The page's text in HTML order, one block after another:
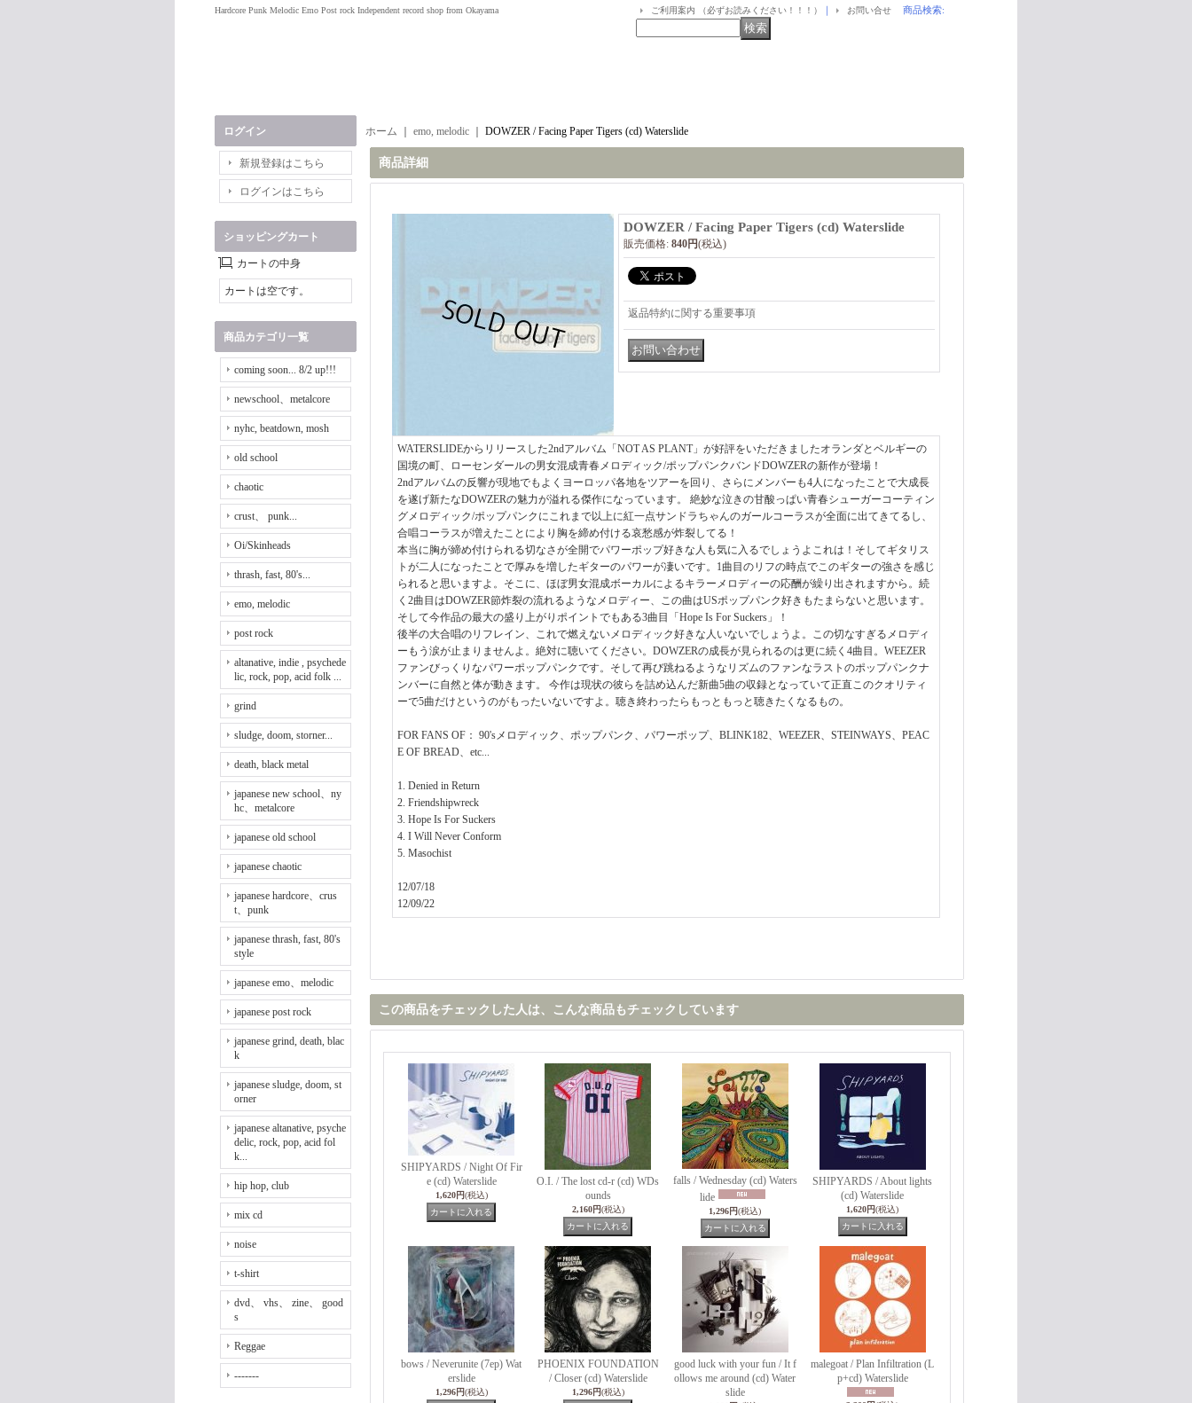
Hardcore Punk Melodic Emo Post rock Independent record shop from Okayama ご利用案内 （必ずお読みください！！！） ｜ お問い合せ 商品検索:
ログイン
新規登録はこちら
ログインはこちら
ショッピングカート
カートの中身
カートは空です。
商品カテゴリ一覧
coming soon... 8/2 up!!!
newschool、metalcore
nyhc, beatdown, mosh
old school
chaotic
crust、 punk...
Oi/Skinheads
thrash, fast, 80's...
emo, melodic
post rock
altanative, indie , psychede
lic, rock, pop, acid folk ...
grind
sludge, doom, storner...
death, black metal
japanese new school、ny
hc、metalcore
japanese old school
japanese chaotic
japanese hardcore、crus
t、punk
japanese thrash, fast, 80's
style
japanese emo、melodic
japanese post rock
japanese grind, death, blac
k
japanese sludge, doom, st
orner
japanese altanative, psyche
delic, rock, pop, acid fol
k...
hip hop, club
mix cd
noise
t-shirt
dvd、 vhs、 zine、 good
s
Reggae
-------
ホーム emo, melodic DOWZER / Facing Paper Tigers (cd) Waterslide
商品詳細
DOWZER / Facing Paper Tigers (cd) Waterslide
販売価格: 840円(税込)
返品特約に関する重要事項
WATERSLIDEからリリースした2ndアルバム「NOT AS PLANT」が好評をいただきましたオランダとベルギーの
国境の町、ローセンダールの男女混成青春メロディック/ポップパンクバンドDOWZERの新作が登場！
2ndアルバムの反響が現地でもよくヨーロッパ各地をツアーを回り、さらにメンバーも4人になったことで大成長
を遂げ新たなDOWZERの魅力が溢れる傑作になっています。 絶妙な泣きの甘酸っぱい青春シューガーコーティン
グメロディック/ポップパンクにこれまで以上に紅一点サンドラちゃんのガールコーラスが全面に出てきてるし、
合唱コーラスが増えたことにより胸を締め付ける哀愁感が炸裂してる！
本当に胸が締め付けられる切なさが全開でパワーポップ好きな人も気に入るでしょうよこれは！そしてギタリス
トが二人になったことで厚みを増したギターのパワーが凄いです。1曲目のリフの時点でこのギターの強さを感じ
られると思いますよ。そこに、ほぼ男女混成ボーカルによるキラーメロディーの応酬が繰り出されますから。続
く2曲目はDOWZER節炸裂の流れるようなメロディー、この曲はUSポップパンク好きもたまらないと思います。
そして今作品の最大の盛り上がりポイントでもある3曲目「Hope Is For Suckers」！
後半の大合唱のリフレイン、これで燃えないメロディック好きな人いないでしょうよ。この切なすぎるメロディ
ーもう涙が止まりませんよ。絶対に聴いてください。DOWZERの成長が見られるのは更に続く4曲目。WEEZER
ファンびっくりなパワーポップパンクです。そして再び跳ねるようなリズムのファンなラストのポップパンクナ
ンバーに自然と体が動きます。 今作は現状の彼らを詰め込んだ新曲5曲の収録となっていて正直このクオリティ
ーで5曲だけというのがもったいないですよ。聴き終わったらもっともっと聴きたくなるもの。
FOR FANS OF： 90'sメロディック、ポップパンク、パワーポップ、BLINK182、WEEZER、STEINWAYS、PEAC
E OF BREAD、etc...
1. Denied in Return
2. Friendshipwreck
3. Hope Is For Suckers
4. I Will Never Conform
5. Masochist
12/07/18
12/09/22
この商品をチェックした人は、こんな商品もチェックしています
SHIPYARDS / Night Of Fir
e (cd) Waterslide
1,620円(税込)
O.I. / The lost cd-r (cd) WDs
ounds
2,160円(税込)
falls / Wednesday (cd) Waters
lide
1,296円(税込)
SHIPYARDS / About lights
(cd) Waterslide
1,620円(税込)
bows / Neverunite (7ep) Wat
erslide
1,296円(税込)
PHOENIX FOUNDATION
/ Closer (cd) Waterslide
1,296円(税込)
good luck with your fun / It f
ollows me around (cd) Water
slide
malegoat / Plan Infiltration (L
p+cd) Waterslide